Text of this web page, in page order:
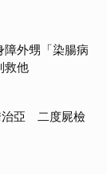
障外甥「染腸病
救他
治亞 二度屍檢